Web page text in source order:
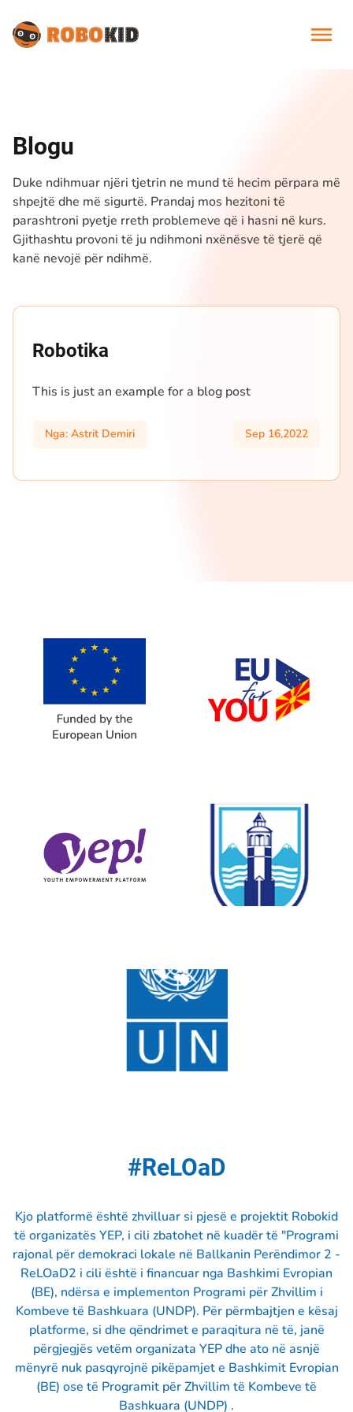
Blogu
Duke ndihmuar njëri tjetrin ne mund të hecim përpara më
shpejtë dhe më sigurtë. Prandaj mos hezitoni të
parashtroni pyetje rreth problemeve që i hasni në kurs.
Gjithashtu provoni të ju ndihmoni nxënësve të tjerë që
kanë nevojë për ndihmë.
Robotika
This is just an example for a blog post
Nga: Astrit Demiri Sep 16,2022
#ReLOaD
Kjo platformë është zhvilluar si pjesë e projektit Robokid
të organizatës YEP, i cili zbatohet në kuadër të "Programi
rajonal për demokraci lokale në Ballkanin Perëndimor 2 -
ReLOaD2 i cili është i financuar nga Bashkimi Evropian
(BE), ndërsa e implementon Programi për Zhvillim i
Kombeve të Bashkuara (UNDP). Për përmbajtjen e kësaj
platforme, si dhe qëndrimet e paraqitura në të, janë
përgjegjës vetëm organizata YEP dhe ato në asnjë
mënyrë nuk pasqyrojnë pikëpamjet e Bashkimit Evropian
(BE) ose të Programit për Zhvillim të Kombeve të
Bashkuara (UNDP) .